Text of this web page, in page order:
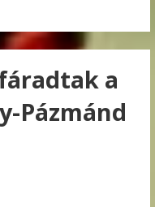
a
Pázmánd